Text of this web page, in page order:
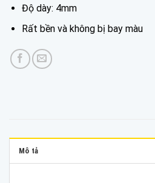
Độ dày: 4mm
Rất bền và không bị bay màu
Mô tả